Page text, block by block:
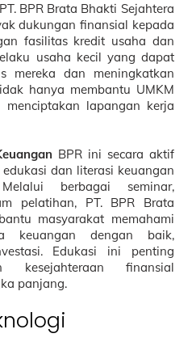
PT. BPR Brata Bhakti Sejahtera
dukungan finansial kepada
fasilitas kredit usaha dan
usaha kecil yang dapat
mereka dan meningkatkan
hanya membantu UMKM
lapangan kerja
BPR ini secara aktif
dan literasi keuangan
berbagai seminar,
pelatihan, PT. BPR Brata
masyarakat memahami
keuangan dengan baik,
Edukasi ini penting
kesejahteraan finansial
panjang.